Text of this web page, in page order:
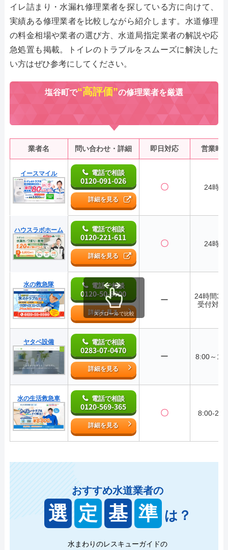
イレ詰まり・水漏れ修理業者を探している方に向けて、
実績ある修理業者を比較しながら紹介します。水道修理
の料金相場や業者の選び方、水道局指定業者の解説や応
急処置も掲載。トイレのトラブルをスムーズに解決した
い方はぜひ参考にしてください。
塩谷町で“高評価”の修理業者を厳選
業者名 問い合わせ・詳細 即日対応 営業時
イースマイル 電話で相談
0120-091-026
詳細を見る
〇 24時間
ハウスラボホーム 電話で相談
0120-221-611
詳細を見る
〇 24時間
水の救急隊 電話で相談
0120-50-8000
詳細を見る
ー
24時間
受付対応
ヤタベ設備 電話で相談
0283-07-0470
詳細を見る
ー 8:00～
水の生活救急車 電話で相談
0120-569-365
詳細を見る
〇 8:00-
スクロールで比較
おすすめ水道業者の
選 定 基 準 は？
水まわりのレスキューガイドの